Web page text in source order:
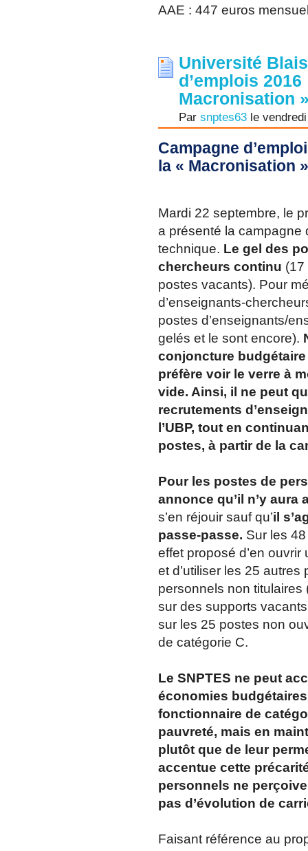
AAE : 447 euros
Université
d’emplois
Macronisation
Par snptes63 le
Campagne
la « Macronisation
Mardi 22 septembre, le
a présenté la campagne
technique. Le gel des
chercheurs continu
postes vacants). Pour
d’enseignants-
postes d’enseignants/
gelés et le sont encore).
conjoncture budgétaire
préfère voir le verre à
vide. Ainsi, il ne peut
recrutements
l’UBP, tout en
postes, à partir de la
Pour les postes de
annonce qu’il n’y aura
s’en réjouir sauf qu’il
passe-passe. Sur les
effet proposé d’en
et d’utiliser les 25
personnels non titulaires
sur des supports
sur les 25 postes non
de catégorie C.
Le SNPTES ne peut
économies
fonctionnaire de
pauvreté, mais en
plutôt que de leur
accentue cette
personnels ne
pas d’évolution de
Faisant référence au